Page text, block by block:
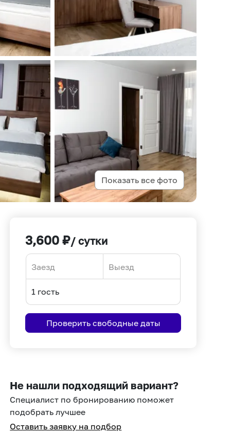
Показать все фото
3,600 ₽/ сутки
forward
interact
with
select
a
date.
interact
with
select
a
Проверить свободные даты
Не нашли подходящий вариант?
Специалист по бронированию поможет
подобрать лучшее
Оставить заявку на подбор